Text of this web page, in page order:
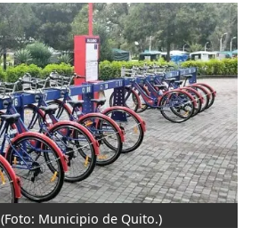
(Foto: Municipio de Quito.)